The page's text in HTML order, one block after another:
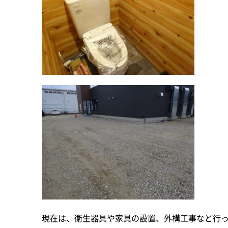
現在は、衛生器具や家具の設置、外構工事など行